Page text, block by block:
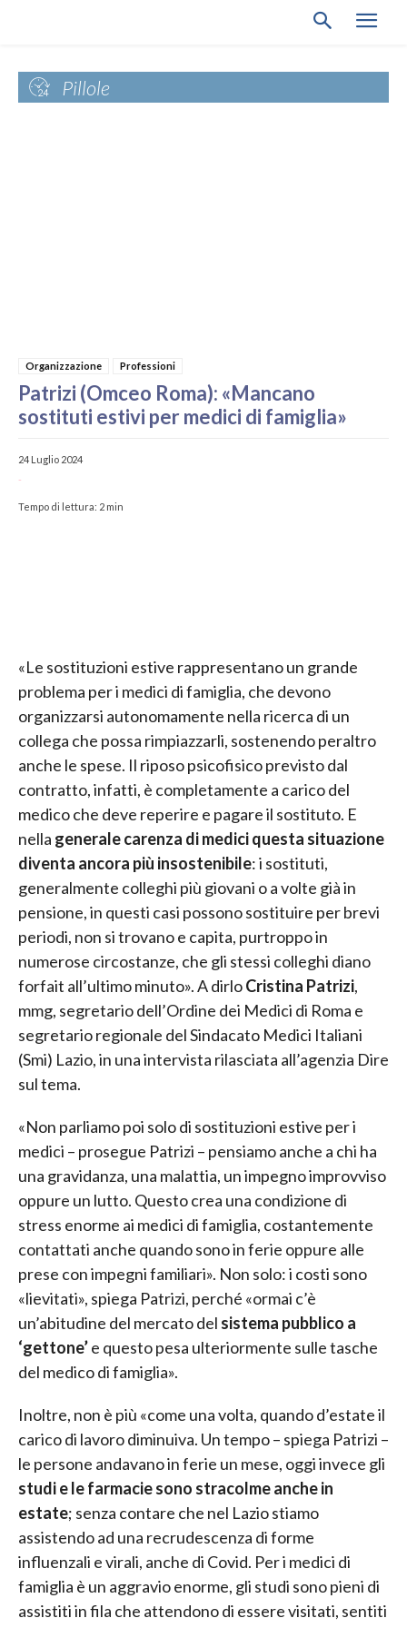
Pillole
Organizzazione Professioni
Patrizi (Omceo Roma): «Mancano
sostituti estivi per medici di famiglia»
24 Luglio 2024
-
Tempo di lettura: 2 min
«Le sostituzioni estive rappresentano un grande
problema per i medici di famiglia, che devono
organizzarsi autonomamente nella ricerca di un
collega che possa rimpiazzarli, sostenendo peraltro
anche le spese. Il riposo psicofisico previsto dal
contratto, infatti, è completamente a carico del
medico che deve reperire e pagare il sostituto. E
nella generale carenza di medici questa situazione
diventa ancora più insostenibile: i sostituti,
generalmente colleghi più giovani o a volte già in
pensione, in questi casi possono sostituire per brevi
periodi, non si trovano e capita, purtroppo in
numerose circostanze, che gli stessi colleghi diano
forfait all’ultimo minuto». A dirloCristina Patrizi,
mmg, segretario dell’Ordine dei Medici di Roma e
segretario regionale del Sindacato Medici Italiani
(Smi) Lazio, in una intervista rilasciata all’agenzia Dire
sul tema.
«Non parliamo poi solo di sostituzioni estive per i
medici – prosegue Patrizi – pensiamo anche a chi ha
una gravidanza, una malattia, un impegno improvviso
oppure un lutto. Questo crea una condizione di
stress enorme ai medici di famiglia, costantemente
contattati anche quando sono in ferie oppure alle
prese con impegni familiari». Non solo: i costi sono
«lievitati», spiega Patrizi, perché «ormai c’è
un’abitudine del mercato del sistema pubblico a
‘gettone’e questo pesa ulteriormente sulle tasche
del medico di famiglia».
Inoltre, non è più «come una volta, quando d’estate il
carico di lavoro diminuiva. Un tempo – spiega Patrizi –
le persone andavano in ferie un mese, oggi invece gli
studi e le farmacie sono stracolme anche in
estate; senza contare che nel Lazio stiamo
assistendo ad una recrudescenza di forme
influenzali e virali, anche di Covid. Per i medici di
famiglia è un aggravio enorme, gli studi sono pieni di
assistiti in fila che attendono di essere visitati, sentiti